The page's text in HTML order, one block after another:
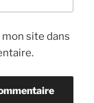
site dans